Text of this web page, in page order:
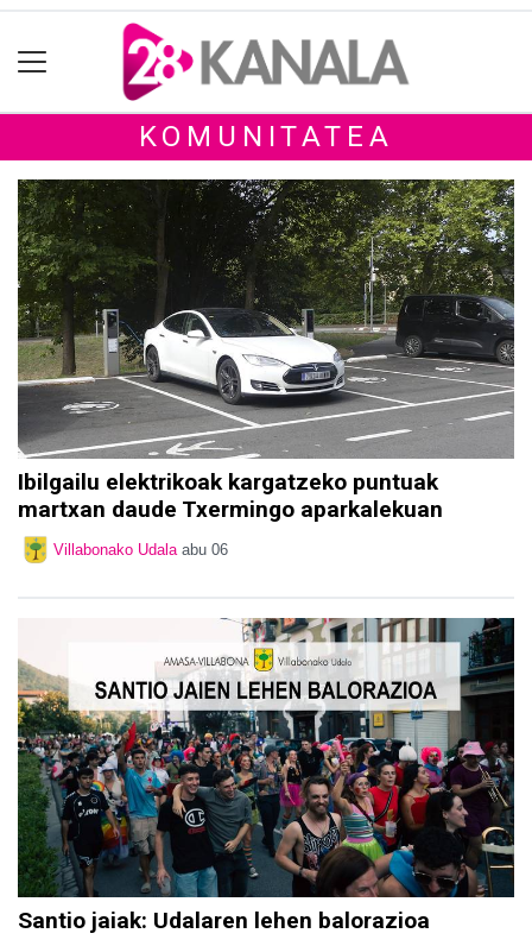
KOMUNITATEA
Ibilgailu elektrikoak kargatzeko puntuak
martxan daude Txermingo aparkalekuan
Villabonako Udala abu 06
Santio jaiak: Udalaren lehen balorazioa